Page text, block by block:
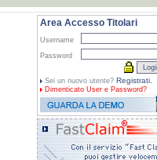
Area Accesso Titolari
Username
Password
Sei un nuovo utente? Registrati.
Dimenticato User e Password?